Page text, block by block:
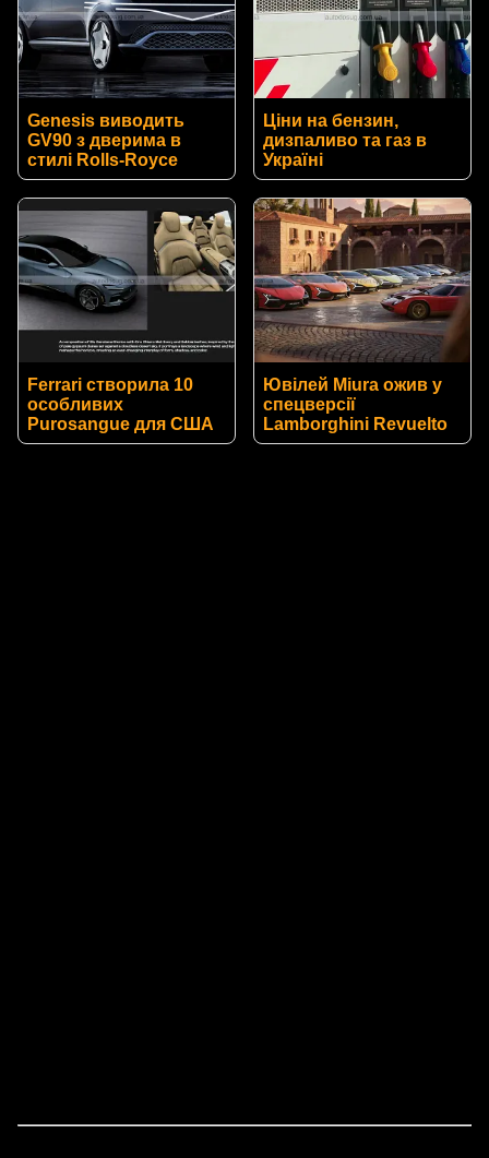
Genesis виводить
GV90 з дверима в
стилі Rolls-Royce
Ціни на бензин,
дизпаливо та газ в
Україні
Ferrari створила 10
особливих
Purosangue для США
Ювілей Miura ожив у
спецверсії
Lamborghini Revuelto